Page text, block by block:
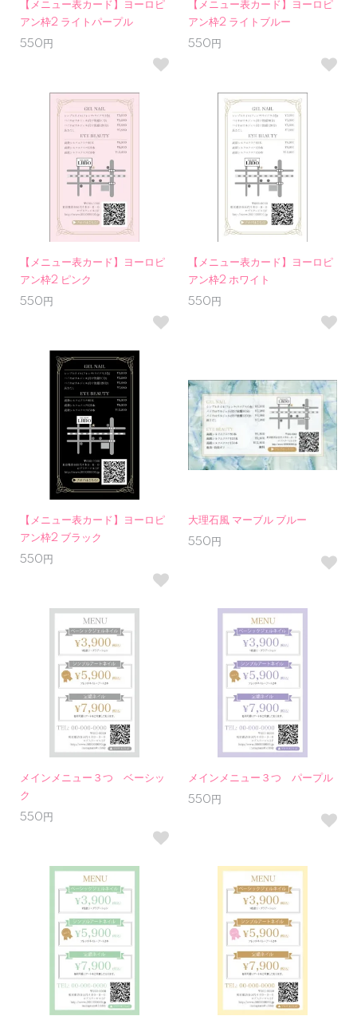
【メニュー表カード】ヨーロピ
アン枠2 ライトパープル
550円
【メニュー表カード】ヨーロピ
アン枠2 ライトブルー
550円
【メニュー表カード】ヨーロピ
アン枠2 ピンク
550円
【メニュー表カード】ヨーロピ
アン枠2 ホワイト
550円
【メニュー表カード】ヨーロピ
アン枠2 ブラック
550円
大理石風 マーブル ブルー
550円
メインメニュー３つ ベーシッ
ク
550円
メインメニュー３つ パープル
550円